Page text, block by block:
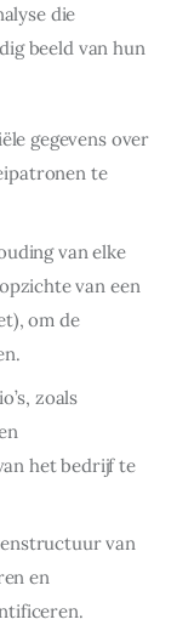
die
beeld van hun
gegevens over
te
van elke
van een
om de
zoals
het bedrijf te
van
en